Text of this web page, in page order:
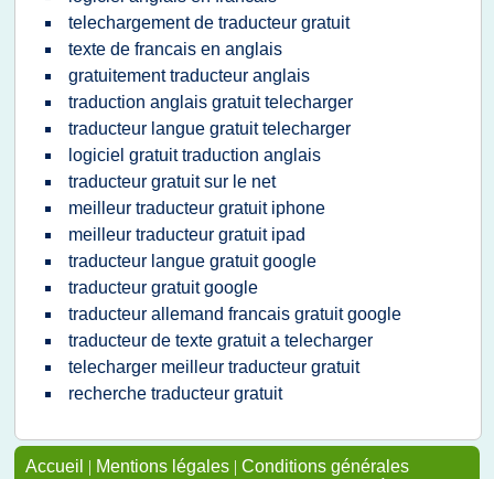
telechargement de traducteur gratuit
texte de francais en anglais
gratuitement traducteur anglais
traduction anglais gratuit telecharger
traducteur langue gratuit telecharger
logiciel gratuit traduction anglais
traducteur gratuit sur le net
meilleur traducteur gratuit iphone
meilleur traducteur gratuit ipad
traducteur langue gratuit google
traducteur gratuit google
traducteur allemand francais gratuit google
traducteur de texte gratuit a telecharger
telecharger meilleur traducteur gratuit
recherche traducteur gratuit
Accueil | Mentions légales | Conditions générales